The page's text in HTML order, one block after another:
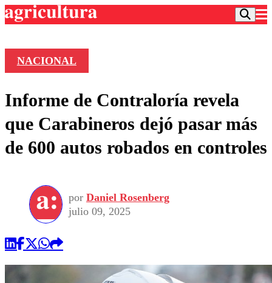
Frecuencias
Agricultura TV
Deportes
Colo Colo
Seleccion Chilena
Torneo Internacional
Universidad de Chile
Entretención
Economía
Internacional
Sustentabilidad
Publicaciones en medios
Opinión
NACIONAL
Informe de Contraloría revela
que Carabineros dejó pasar más
de 600 autos robados en controles
por Daniel Rosenberg
julio 09, 2025